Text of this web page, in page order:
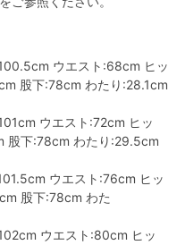
ウエスト:68cm ヒッ
股下:78cm わたり:28.1cm
ウエスト:72cm ヒッ
股下:78cm わたり:29.5cm
ウエスト:76cm ヒッ
股下:78cm わた
ウエスト:80cm ヒッ